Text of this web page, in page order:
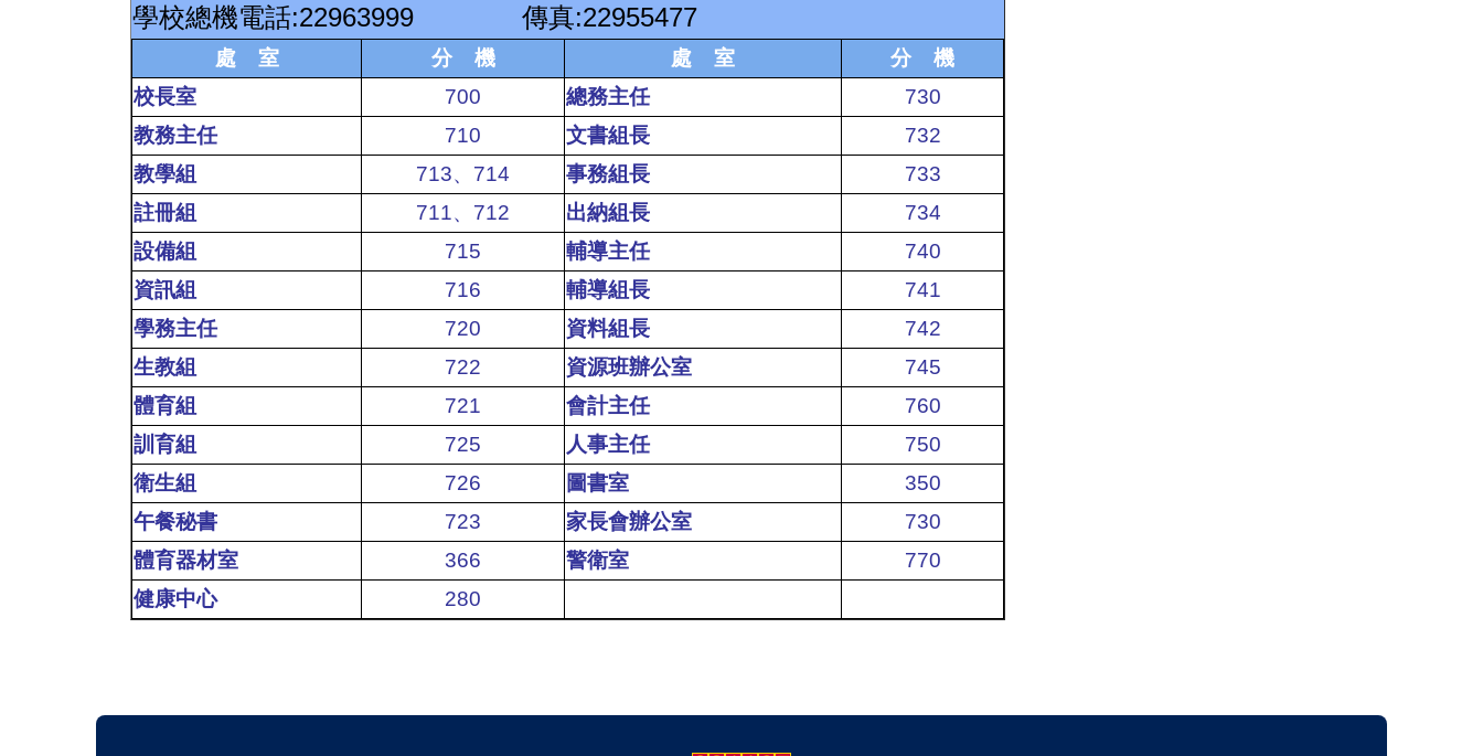
學校總機電話:22963999 傳真:22955477
處 室 分 機 處 室
分 機
校長室
700 總務主任
730
教務主任
710 文書組長
732
教學組
713、714 事務組長
733
註冊組
711、712 出納組長
734
設備組
715 輔導主任
740
資訊組
716 輔導組長
741
學務主任
720 資料組長
742
生教組
722 資源班辦公室
745
體育組
721 會計主任
760
訓育組
725 人事主任
750
衛生組
726 圖書室
350
午餐秘書
723 家長會辦公室
730
體育器材室
366 警衛室
770
健康中心
280